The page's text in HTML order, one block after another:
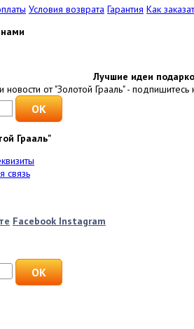
Условия возврата Гарантия Как
Лучшие идеи
новости от "Золотой Грааль" - подпишитесь
Грааль"
связь
Facebook Instagram
OK